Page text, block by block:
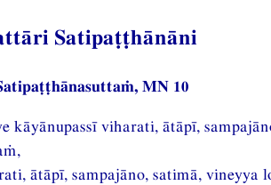
Satipaṭṭhānāni
MN 10
kāyānupassī viharati, ātāpī,
ātāpī, sampajāno, satimā, vineyya